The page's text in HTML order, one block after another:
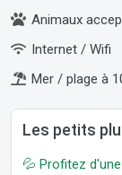
Animaux
Internet / Wifi
Mer / plage à
Les petits
💦 Profitez d'une